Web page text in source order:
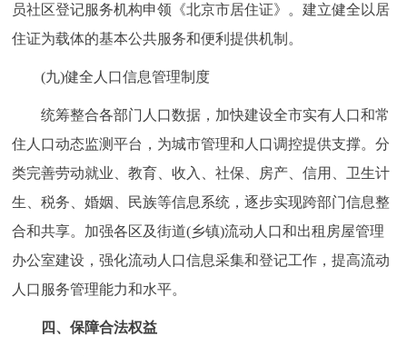
员社区登记服务机构申领《北京市居住证》。建立健全以居
住证为载体的基本公共服务和便利提供机制。
(九)健全人口信息管理制度
统筹整合各部门人口数据，加快建设全市实有人口和常
住人口动态监测平台，为城市管理和人口调控提供支撑。分
类完善劳动就业、教育、收入、社保、房产、信用、卫生计
生、税务、婚姻、民族等信息系统，逐步实现跨部门信息整
合和共享。加强各区及街道(乡镇)流动人口和出租房屋管理
办公室建设，强化流动人口信息采集和登记工作，提高流动
人口服务管理能力和水平。
四、保障合法权益